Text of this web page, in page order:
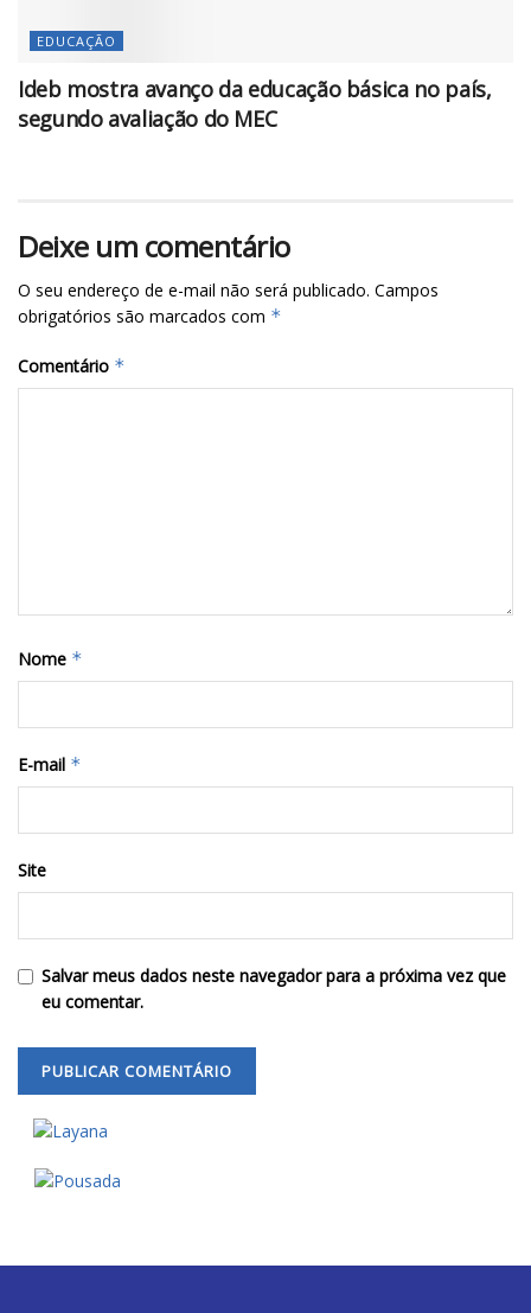
EDUCAÇÃO
Ideb mostra avanço da educação básica no país,
segundo avaliação do MEC
Deixe um comentário
O seu endereço de e-mail não será publicado. Campos
obrigatórios são marcados com *
Comentário *
Nome *
E-mail *
Site
Salvar meus dados neste navegador para a próxima vez que
eu comentar.